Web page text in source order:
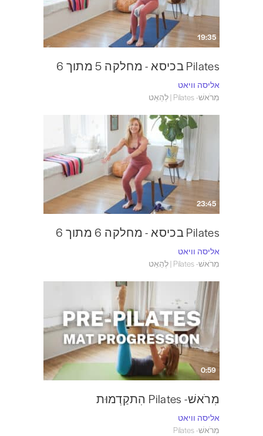
19:35
Pilates בכיסא - מחלקה 5 מתוך 6
אליסה וויאט
מִרֹאשׁ- Pilates | לְהַאֵט
23:45
Pilates בכיסא - מחלקה 6 מתוך 6
אליסה וויאט
מִרֹאשׁ- Pilates | לְהַאֵט
0:59
מִרֹאשׁ- Pilates הִתקַדְמוּת
אליסה וויאט
מִרֹאשׁ- Pilates